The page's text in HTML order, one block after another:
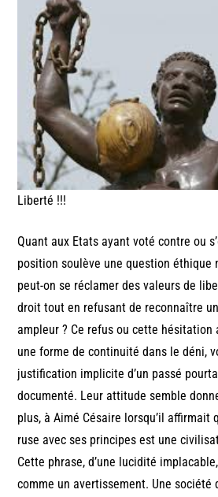
Liberté !!!
Quant aux Etats ayant voté contre ou
position soulève une question éthique
peut-on se réclamer des valeurs de
droit tout en refusant de reconnaître
ampleur ? Ce refus ou cette hésitation
une forme de continuité dans le déni,
justification implicite d’un passé
documenté. Leur attitude semble
plus, à Aimé Césaire lorsqu’il affirmait
ruse avec ses principes est une
Cette phrase, d’une lucidité
comme un avertissement. Une société